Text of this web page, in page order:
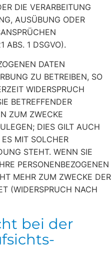
DIE VERARBEITUNG
AUSÜBUNG ODER
ABS. 1 DSGVO).
DATEN
ZU BETREIBEN, SO
WIDERSPRUCH
BETREFFENDER
ZUM ZWECKE
DIES GILT AUCH
MIT SOLCHER
STEHT. WENN SIE
PERSONENBEZOGENEN
MEHR ZUM ZWECKE DER
(WIDERSPRUCH NACH
bei der